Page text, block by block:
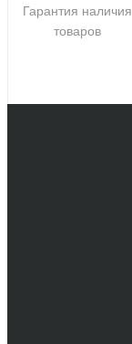
Гарантия наличия
товаров